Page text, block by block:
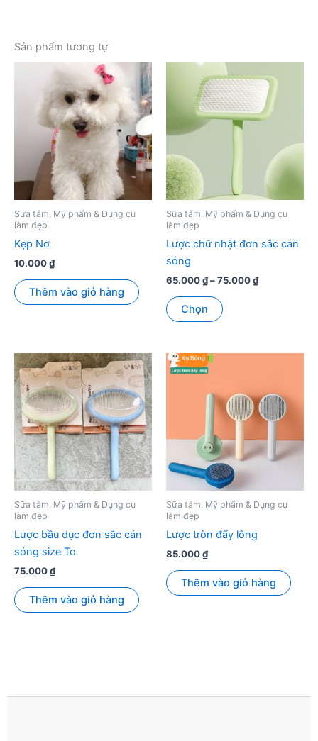
Sản phẩm tương tự
Sữa tắm, Mỹ phẩm & Dụng cụ
làm đẹp
Kẹp Nơ
10.000₫
Thêm vào giỏ hàng
Sữa tắm, Mỹ phẩm & Dụng cụ
làm đẹp
Lược chữ nhật đơn sắc cán
sóng
65.000₫–75.000₫Khoảng
Chọn
phẩm
có
thể.
Các
chọn
có
thể
được
trên
sản
phẩm
Sữa tắm, Mỹ phẩm & Dụng cụ
làm đẹp
Lược bầu dục đơn sắc cán
sóng size To
75.000₫
Thêm vào giỏ hàng
Sữa tắm, Mỹ phẩm & Dụng cụ
làm đẹp
Lược tròn đẩy lông
85.000₫
Thêm vào giỏ hàng